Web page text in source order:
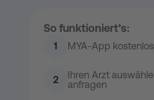
So funktioniert’s:
1 MYA-App
2
Ihren Arzt
anfragen